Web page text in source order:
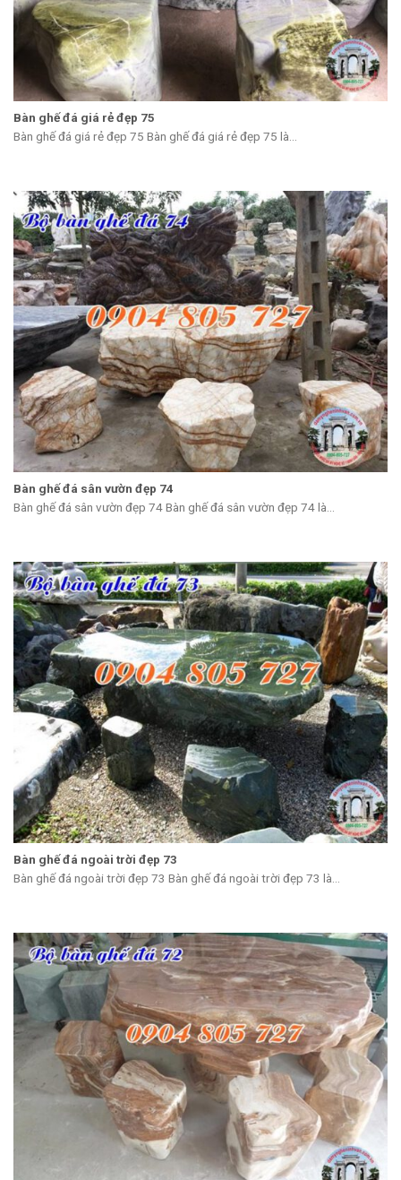
Bàn ghế đá giá rẻ đẹp 75
Bàn ghế đá giá rẻ đẹp 75 Bàn ghế đá giá rẻ đẹp 75 là...
Bàn ghế đá sân vườn đẹp 74
Bàn ghế đá sân vườn đẹp 74 Bàn ghế đá sân vườn đẹp 74 là...
Bàn ghế đá ngoài trời đẹp 73
Bàn ghế đá ngoài trời đẹp 73 Bàn ghế đá ngoài trời đẹp 73 là...